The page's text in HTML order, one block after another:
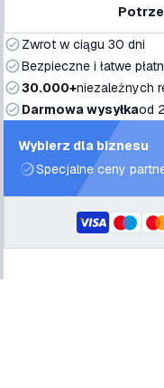
Zwrot w ciągu 30 dni
Bezpieczne i łatwe
30.000+niezależnych
Darmowa wysyłkaod
Wybierz dla biznesu
Specjalne ceny